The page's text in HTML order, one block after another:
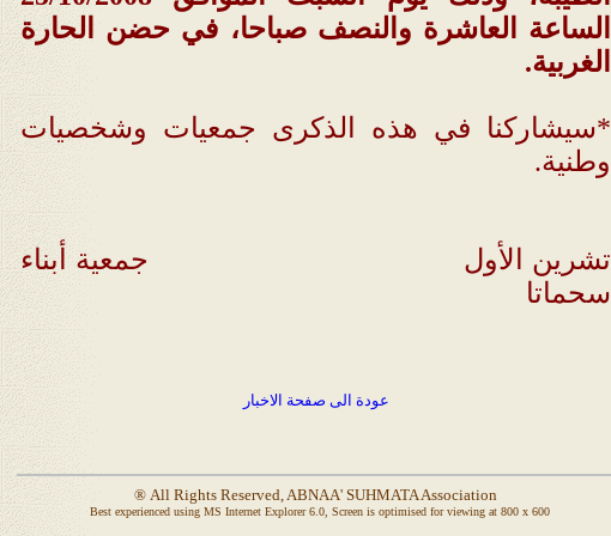
الساعة العاشرة والنصف صباحا، في حضن الحارة
الغربية.
*سيشاركنا في هذه الذكرى جمعيات وشخصيات
وطنية.
تشرين الأول
جمعية أبناء
سحماتا
عودة الى صفحة الاخبار
® All Rights Reserved, ABNAA' SUHMATA Association
Best experienced using MS Internet Explorer 6.0, Screen is optimised for viewing at 800 x 600